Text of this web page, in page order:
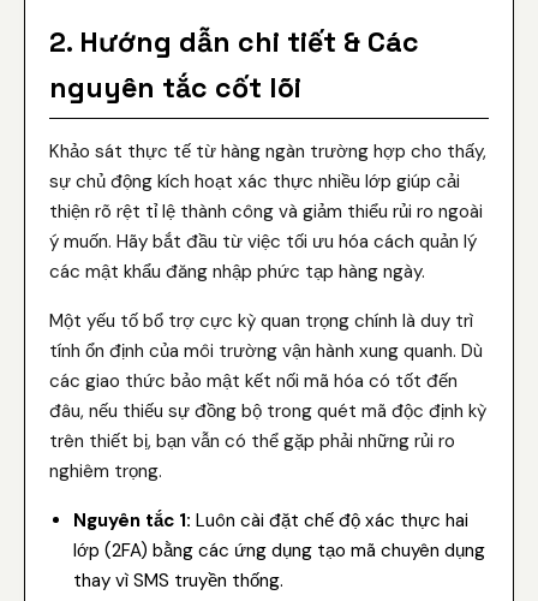
2. Hướng dẫn chi tiết & Các
nguyên tắc cốt lõi
Khảo sát thực tế từ hàng ngàn trường hợp cho thấy,
sự chủ động kích hoạt xác thực nhiều lớp giúp cải
thiện rõ rệt tỉ lệ thành công và giảm thiểu rủi ro ngoài
ý muốn. Hãy bắt đầu từ việc tối ưu hóa cách quản lý
các mật khẩu đăng nhập phức tạp hàng ngày.
Một yếu tố bổ trợ cực kỳ quan trọng chính là duy trì
tính ổn định của môi trường vận hành xung quanh. Dù
các giao thức bảo mật kết nối mã hóa có tốt đến
đâu, nếu thiếu sự đồng bộ trong quét mã độc định kỳ
trên thiết bị, bạn vẫn có thể gặp phải những rủi ro
nghiêm trọng.
Nguyên tắc 1: Luôn cài đặt chế độ xác thực hai
lớp (2FA) bằng các ứng dụng tạo mã chuyên dụng
thay vì SMS truyền thống.